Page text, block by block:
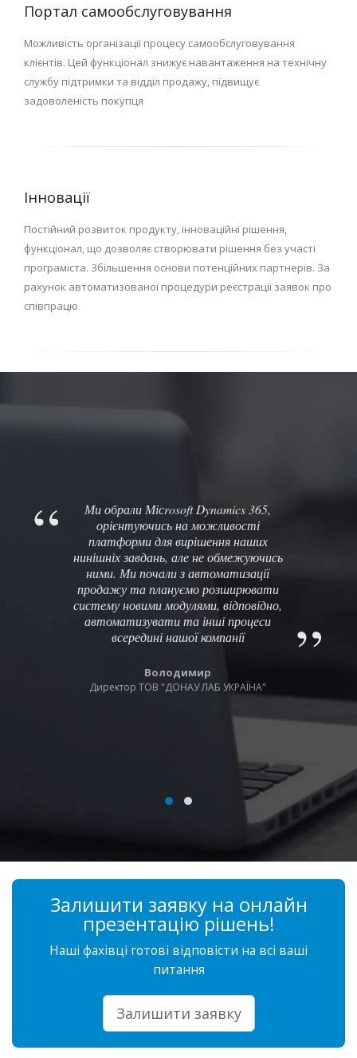
Портал самообслуговування
Можливість організації процесу самообслуговування
клієнтів. Цей функціонал знижує навантаження на технічну
службу підтримки та відділ продажу, підвищує
задоволеність покупця
Інновації
Постійний розвиток продукту, інноваційні рішення,
функціонал, що дозволяє створювати рішення без участі
програміста. Збільшення основи потенційних партнерів. За
рахунок автоматизованої процедури реєстрації заявок про
співпрацю
Ми обрали Місrosoft Dynamics 365,
орієнтуючись на можливості
платформи для вирішення наших
нинішніх завдань, але не обмежуючись
ними. Ми почали з автоматизації
продажу та плануємо розширювати
систему новими модулями, відповідно,
автоматизувати та інші процеси
всередині нашої компанії
Володимир
Директор ТОВ "ДОНАУ ЛАБ УКРАЇНА"
Залишити заявку на онлайн
презентацію рішень!
Наші фахівці готові відповісти на всі ваші
питання
Залишити заявку